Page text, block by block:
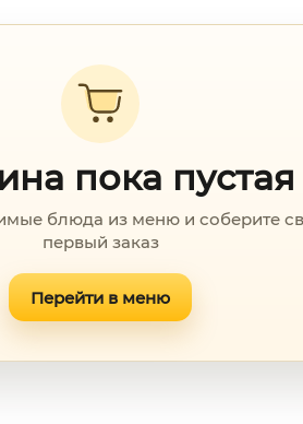
пока пустая
блюда из меню и соберите
первый заказ
Перейти в меню